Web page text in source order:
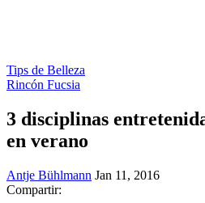
Tips de Belleza
Rincón Fucsia
3 disciplinas
en verano
Antje Bühlmann Jan 11, 2016
Compartir: